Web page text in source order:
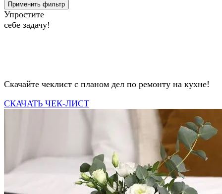
Применить фильтр
Упростите
себе задачу!
Скачайте чеклист с планом дел по ремонту на кухне!
СКАЧАТЬ ЧЕК-ЛИСТ